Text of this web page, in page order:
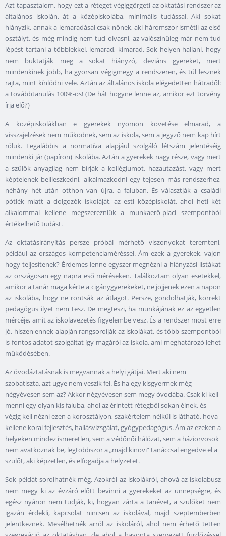
Azt tapasztalom, hogy ezt a réteget végiggörgeti az oktatási rendszer az
általános iskolán, át a középiskolába, minimális tudással. Aki sokat
hiányzik, annak a lemaradásai csak nőnek, aki háromszor ismétli az első
osztályt, és még mindig nem tud olvasni, az valószínűleg már nem tud
lépést tartani a többiekkel, lemarad, kimarad. Sok helyen hallani, hogy
nem buktatják meg a sokat hiányzó, deviáns gyereket, mert
mindenkinek jobb, ha gyorsan végigmegy a rendszeren, és túl lesznek
rajta, mint kínlódni vele. Aztán az általános iskola elégedetten hátradől:
a továbbtanulás 100%-os! (De hát hogyne lenne az, amikor ezt törvény
írja elő?)
A középiskolákban e gyerekek nyomon követése elmarad, a
visszajelzések nem működnek, sem az iskola, sem a jegyző nem kap hírt
róluk. Legalábbis a normatíva alapjául szolgáló létszám jelentéséig
mindenki jár (papíron) iskolába. Aztán a gyerekek nagy része, vagy mert
a szülők anyagilag nem bírják a kollégiumot, hazautazást, vagy mert
képtelenek beilleszkedni, alkalmazkodni egy tejesen más rendszerhez,
néhány hét után otthon van újra, a faluban. És választják a családi
pótlék miatt a dolgozók iskoláját, az esti középiskolát, ahol heti két
alkalommal kellene megszerezniük a munkaerő-piaci szempontból
értékelhető tudást.
Az oktatásirányítás persze próbál mérhető viszonyokat teremteni,
például az országos kompetenciaméréssel. Ám ezek a gyerekek, vajon
hogy teljesítenek? Érdemes lenne egyszer megnézni a hiányzási listákat
az országosan egy napra eső méréseken. Találkoztam olyan esetekkel,
amikor a tanár maga kérte a cigánygyerekeket, ne jöjjenek ezen a napon
az iskolába, hogy ne rontsák az átlagot. Persze, gondolhatják, korrekt
pedagógus ilyet nem tesz. De megteszi, ha munkájának ez az egyetlen
mércéje, amit az iskolavezetés figyelembe vesz. És a rendszer most erre
jó, hiszen ennek alapján rangsorolják az iskolákat, és több szempontból
is fontos adatot szolgáltat így magáról az iskola, ami meghatározó lehet
működésében.
Az óvodáztatásnak is megvannak a helyi gátjai. Mert aki nem
szobatiszta, azt ugye nem veszik fel. És ha egy kisgyermek még
négyévesen sem az? Akkor négyévesen sem megy óvodába. Csak ki kell
menni egy olyan kis faluba, ahol az érintett rétegből sokan élnek, és
végig kell nézni ezen a korosztályon, szakértelem nélkül is látható, hova
kellene korai fejlesztés, hallásvizsgálat, gyógypedagógus. Ám az ezeken a
helyeken mindez ismeretlen, sem a védőnői hálózat, sem a háziorvosok
nem avatkoznak be, legtöbbször a „majd kinövi” tanáccsal engedve el a
szülőt, aki képzetlen, és elfogadja a helyzetet.
Sok példát sorolhatnék még. Azokról az iskolákról, ahová az iskolabusz
nem megy ki az évzáró előtt bevinni a gyerekeket az ünnepségre, és
egész nyáron nem tudják, ki, hogyan zárta a tanévet, a szülőket nem
igazán érdekli, kapcsolat nincsen az iskolával, majd szeptemberben
jelentkeznek. Mesélhetnék arról az iskoláról, ahol nem érhető tetten